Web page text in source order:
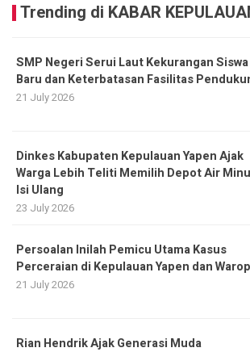
Trending di KABAR
SMP Negeri Serui Laut Kekurangan Siswa
Baru dan Keterbatasan Fasilitas
21 July 2026
Dinkes Kabupaten Kepulauan Yapen Ajak
Warga Lebih Teliti Memilih Depot Air
Isi Ulang
23 July 2026
Persoalan Inilah Pemicu Utama Kasus
Perceraian di Kepulauan Yapen dan
21 July 2026
Rian Hendrik Ajak Generasi Muda